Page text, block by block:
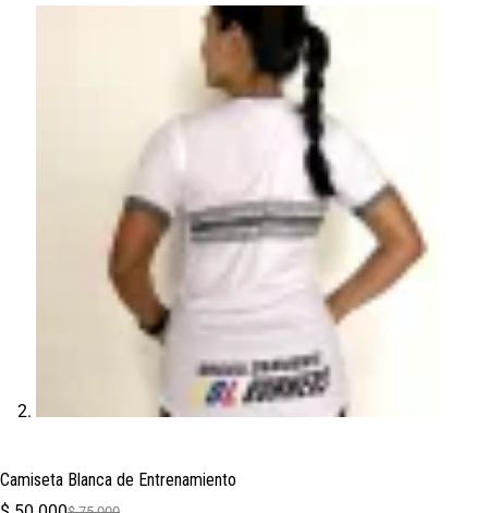
Camiseta Blanca de Entrenamiento